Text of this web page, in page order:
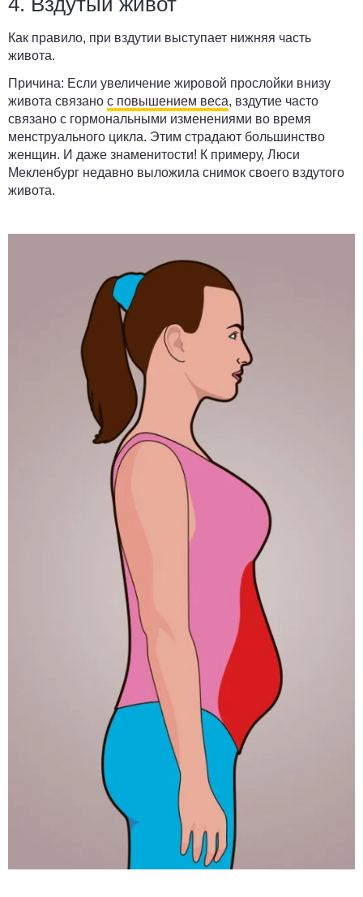
Как правило, при вздутии выступает нижняя часть
живота.
Причина: Если увеличение жировой прослойки внизу
живота связано с повышением веса, вздутие часто
связано с гормональными изменениями во время
менструального цикла. Этим страдают большинство
женщин. И даже знаменитости! К примеру, Люси
Мекленбург недавно выложила снимок своего вздутого
живота.